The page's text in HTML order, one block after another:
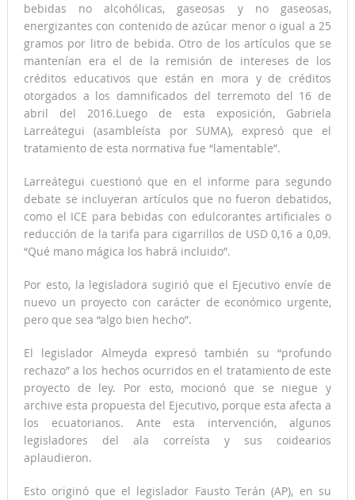
bebidas no alcohólicas, gaseosas y no gaseosas,
energizantes con contenido de azúcar menor o igual a 25
gramos por litro de bebida. Otro de los artículos que se
mantenían era el de la remisión de intereses de los
créditos educativos que están en mora y de créditos
otorgados a los damnificados del terremoto del 16 de
abril del 2016.Luego de esta exposición, Gabriela
Larreátegui (asambleísta por SUMA), expresó que el
tratamiento de esta normativa fue “lamentable”.
Larreátegui cuestionó que en el informe para segundo
debate se incluyeran artículos que no fueron debatidos,
como el ICE para bebidas con edulcorantes artificiales o
reducción de la tarifa para cigarrillos de USD 0,16 a 0,09.
“Qué mano mágica los habrá incluido”.
Por esto, la legisladora sugirió que el Ejecutivo envíe de
nuevo un proyecto con carácter de económico urgente,
pero que sea “algo bien hecho”.
El legislador Almeyda expresó también su “profundo
rechazo” a los hechos ocurridos en el tratamiento de este
proyecto de ley. Por esto, mocionó que se niegue y
archive esta propuesta del Ejecutivo, porque esta afecta a
los ecuatorianos. Ante esta intervención, algunos
legisladores del ala correísta y sus coidearios
aplaudieron.
Esto originó que el legislador Fausto Terán (AP), en su